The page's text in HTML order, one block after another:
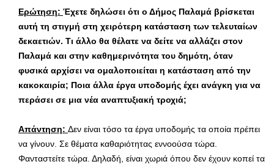
Ερώτηση: Έχετε δηλώσει ότι ο Δήμος Παλαμά βρίσκεται
αυτή τη στιγμή στη χειρότερη κατάσταση των τελευταίων
δεκαετιών. Τι άλλο θα θέλατε να δείτε να αλλάζει στον
Παλαμά και στην καθημερινότητα του δημότη, όταν
φυσικά αρχίσει να ομαλοποιείται η κατάσταση από την
κακοκαιρία; Ποια άλλα έργα υποδομής έχει ανάγκη για να
περάσει σε μια νέα αναπτυξιακή τροχιά;
Απάντηση: Δεν είναι τόσο τα έργα υποδομής τα οποία πρέπει
να γίνουν. Σε θέματα καθαριότητας εννοούσα τώρα.
Φανταστείτε τώρα. Δηλαδή, είναι χωριά όπου δεν έχουν κοπεί τα